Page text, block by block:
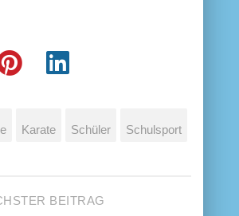
Karate Schüler Schulsport
BEITRAG